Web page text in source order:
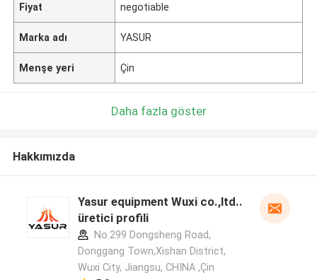
Fiyat negotiable
Marka adı YASUR
Menşe yeri Çin
Daha fazla göster
Hakkımızda
Yasur equipment Wuxi co.,ltd..
üretici profili
No.299 Dongsheng Road,
Donggang Town,Xishan District,
Wuxi City, Jiangsu, CHINA ,Çin